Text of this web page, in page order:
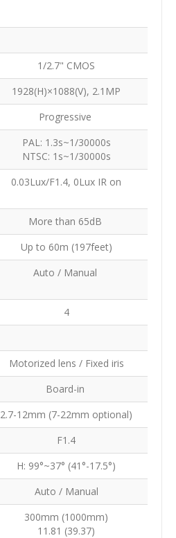
1/2.7" CMOS
1928(H)×1088(V), 2.1MP
Progressive
PAL: 1.3s~1/30000s
NTSC: 1s~1/30000s
0.03Lux/F1.4, 0Lux IR on
More than 65dB
Up to 60m (197feet)
Auto / Manual
4
Motorized lens / Fixed iris
Board-in
2.7-12mm (7-22mm optional)
F1.4
H: 99°~37° (41°-17.5°)
Auto / Manual
300mm (1000mm)
11.81 (39.37)